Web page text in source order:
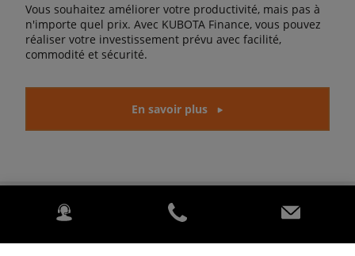
Vous souhaitez améliorer votre productivité, mais pas à
n'importe quel prix. Avec KUBOTA Finance, vous pouvez
réaliser votre investissement prévu avec facilité,
commodité et sécurité.
En savoir plus